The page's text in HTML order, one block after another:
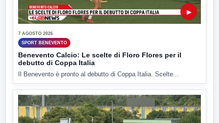
▶
7 AGOSTO 2026
SPORT BENEVENTO
Benevento Calcio: Le scelte di Floro Flores per il
debutto di Coppa Italia
Il Benevento è pronto al debutto di Coppa Italia. Scelte...